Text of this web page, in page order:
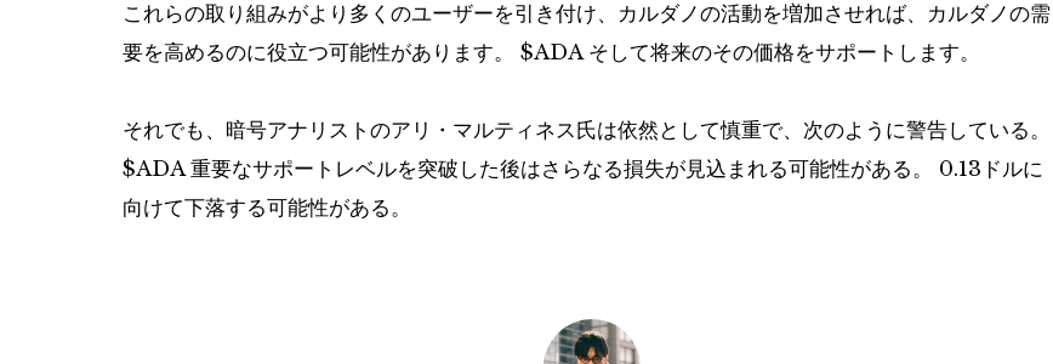
これらの取り組みがより多くのユーザーを引き付け、カルダノの活動を増加させれば、カルダノの需
要​​を高めるのに役立つ可能性があります。 $ADAそして将来のその価格をサポートします。
それでも、暗号アナリストのアリ・マルティネス氏は依然として慎重で、次のように警告している。
$ADA重要なサポートレベルを突破した後はさらなる損失が見込まれる可能性がある。 0.13ドルに
向けて下落する可能性がある。